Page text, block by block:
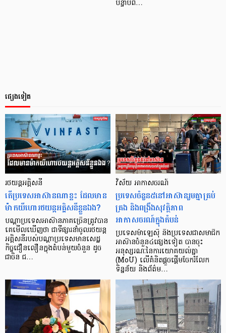
បន្ទាប់ព…
ផ្សេងទៀត
រថយន្តអគ្គិសនី
តើប្រទេសអាស៊ានណាខ្លះ ដែលមាន
ម៉ាកយីហោរថយន្តអគ្គិសនីខ្លួនឯង?
បណ្ដាប្រទេសអាស៊ានភាគច្រើនត្រូវបាន
គេមើលឃើញថា ជាទីផ្សារនាំចូលរថយន្ត
អគ្គិសនីរបស់បណ្តាប្រទេសមានសេដ្ឋ
កិច្ចជឿនលឿនក្នុងតំបន់មួយចំនួន ដូច
ជាចិន ជ…
វិស័យ អាកាសចរណ៍
ប្រទេសចំនួន៥នៅអាស៊ានរួមគ្នាគ្រប់
គ្រង និងពង្រឹងសុវត្ថិភាព
អាកាសចរណ៍ក្នុងតំបន់
ប្រទេសម៉ាឡេស៊ី និងប្រទេសជាសមាជិក
អាស៊ានចំនួន៤ផ្សេងទៀត បានចុះ
អនុស្សរណៈនៃការយោគយល់គ្នា
(MoU) លើគំនិតផ្ដួចផ្ដើមចែករំលែក
ទិន្នន័យ និងព័ត៌ម…